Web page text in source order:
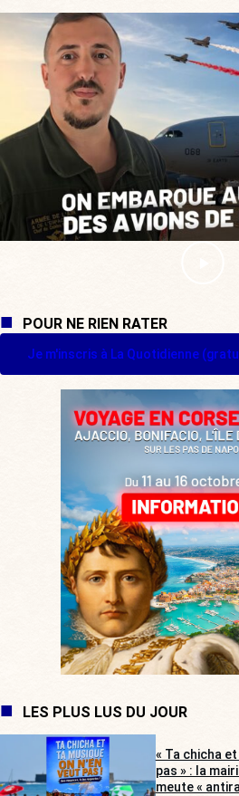
POUR NE RIEN RATER
Je m'inscris à La Quotidienne
LES PLUS LUS DU JOUR
« Ta chicha et
pas » : la
meute «